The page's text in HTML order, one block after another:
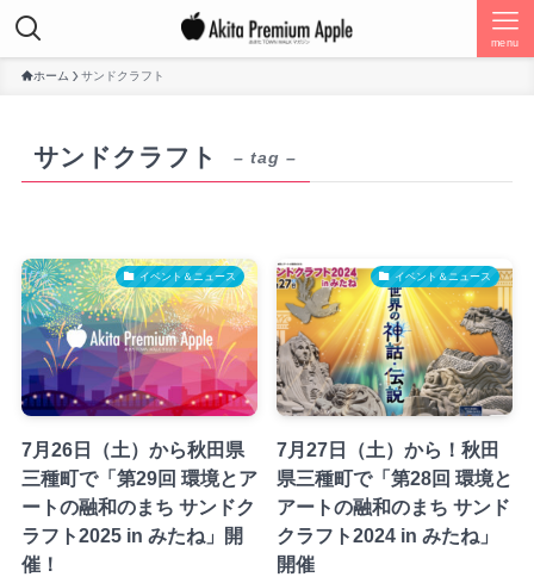
menu
ホーム サンドクラフト
サンドクラフト – tag –
イベント＆ニュース
7月26日（土）から秋田県
三種町で「第29回 環境とア
ートの融和のまち サンドク
ラフト2025 in みたね」開
催！
イベント＆ニュース
7月27日（土）から！秋田
県三種町で「第28回 環境と
アートの融和のまち サンド
クラフト2024 in みたね」
開催